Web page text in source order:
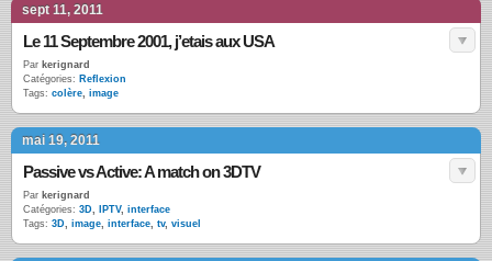
sept 11, 2011
Le 11 Septembre 2001, j’etais aux USA
Par kerignard
Catégories: Reflexion
Tags: colère, image
mai 19, 2011
Passive vs Active: A match on 3DTV
Par kerignard
Catégories: 3D, IPTV, interface
Tags: 3D, image, interface, tv, visuel